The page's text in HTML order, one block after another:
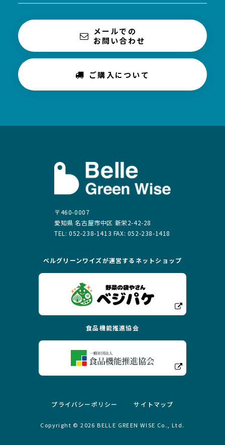
メールでの
お問い合わせ
ご購入について
〒460-0007
愛知県 名古屋市中区 新栄2-42-28
TEL: 052-238-1413 FAX: 052-238-1418
ベルグリーンワイズが運営する ネットショップ
食品機能推進協会
プライバシーポリシー サイトマップ
Copyright ©2026 BELLE GREEN WISE Co., Ltd.